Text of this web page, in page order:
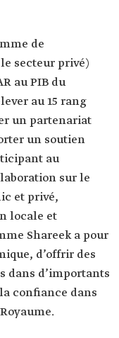
de
secteur privé)
au PIB du
au 15 rang
un partenariat
un soutien
au
sur le
et privé,
locale et
Shareek a pour
d’offrir des
dans d’importants
confiance dans